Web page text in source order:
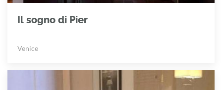
Il sogno di Pier
Venice